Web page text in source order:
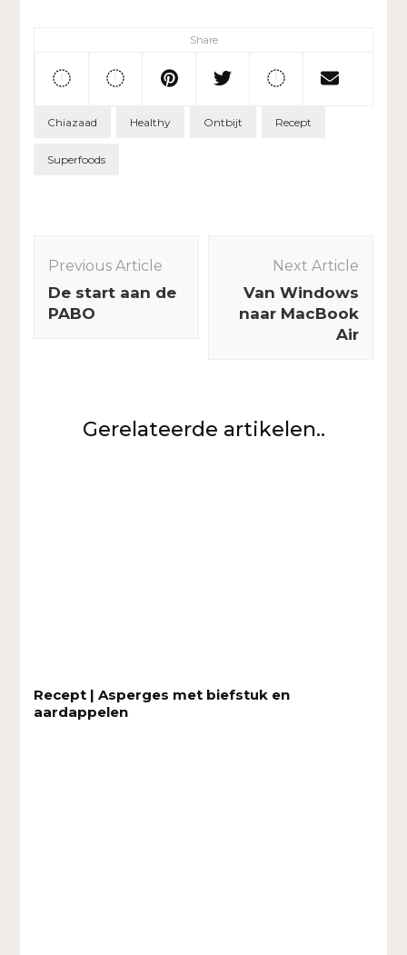
Share
Chiazaad Healthy Ontbijt Recept
Superfoods
Navigation
Previous Article
De start aan de
PABO
Next Article
Van Windows
naar MacBook
Air
Gerelateerde artikelen..
Recept | Asperges met biefstuk en
aardappelen